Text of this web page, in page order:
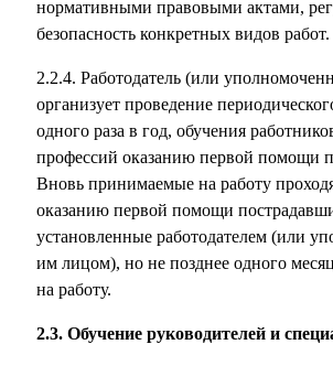
нормативными правовыми актами,
безопасность конкретных видов работ.
2.2.4. Работодатель (или
организует проведение
одного раза в год, обучения
профессий оказанию первой помощи
Вновь принимаемые на работу
оказанию первой помощи
установленные работодателем (или
им лицом), но не позднее одного
на работу.
2.3. Обучение руководителей и